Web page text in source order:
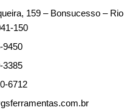
159 – Bonsucesso –
150
9450
3385
6712